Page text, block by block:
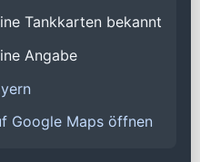
Tankkarten bekannt
Angabe
Google Maps öffnen